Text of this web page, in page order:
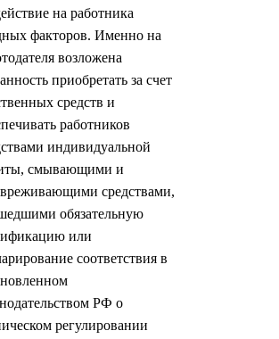
на работника
факторов. Именно на
возложена
приобретать за счет
средств и
работников
индивидуальной
смывающими и
средствами,
обязательную
или
соответствия в
РФ о
регулировании